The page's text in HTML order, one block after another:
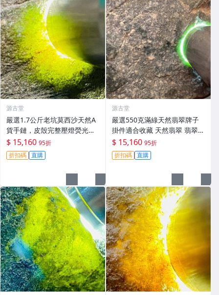
源古堂
嚴選1.7公斤老坑莫西沙天然A
貨手鏈，皮殼完整壓燈熒光強
烈，冰膠感十足底色佳 手鏈 冰
膠 熒光
$ 15,160 95折
折扣碼 直購
源古堂
嚴選550克滿綠天然翡翠牌子
掛件適合收藏 天然翡翠 翡翠玉
石 A貨翡翠
$ 15,160 95折
折扣碼 直購